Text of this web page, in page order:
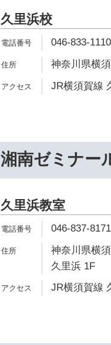
久里浜校
046-833-1110
神奈川県横
JR横須賀線
湘南ゼミナー
久里浜教室
046-837-8171
神奈川県横
久里浜 1F
JR横須賀線